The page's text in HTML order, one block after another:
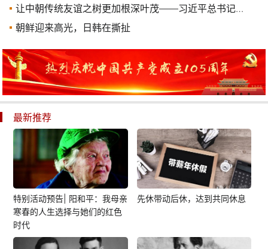
让中朝传统友谊之树更加根深叶茂——习近平总书记对朝鲜进行国事访问纪实
朝鲜迎来高光，日韩在撕扯
最新推荐
特别活动预告| 阳和平：我母亲
寒春的人生选择与她们的红色
时代
先休带动后休，达到共同休息